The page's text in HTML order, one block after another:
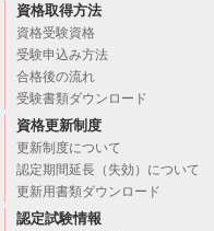
資格取得方法
資格受験資格
受験申込み方法
合格後の流れ
受験書類ダウンロード
資格更新制度
更新制度について
認定期間延長（失効）について
更新用書類ダウンロード
認定試験情報